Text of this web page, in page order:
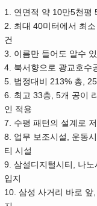
1. 연면적 약 10만5천평
2. 최대 40미터에서 최소
건
3. 이름만 들어도 알수
4. 북서향으로 광교호수
5. 법정대비 213% 총,
6. 최고 33층, 5개 공이
인 적용
7. 수평 패턴의 설계로
8. 업무 보조시설 , 운동
티 시설
9. 삼설디지털시티 , 나노
입지
10. 삼성 사거리 바로 앞